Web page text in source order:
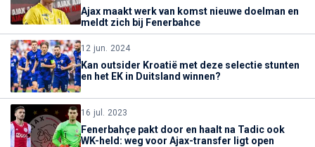
Ajax maakt werk van komst nieuwe doelman en
meldt zich bij Fenerbahce
12 jun. 2024
Kan outsider Kroatië met deze selectie stunten
en het EK in Duitsland winnen?
16 jul. 2023
Fenerbahçe pakt door en haalt na Tadic ook
WK-held: weg voor Ajax-transfer ligt open